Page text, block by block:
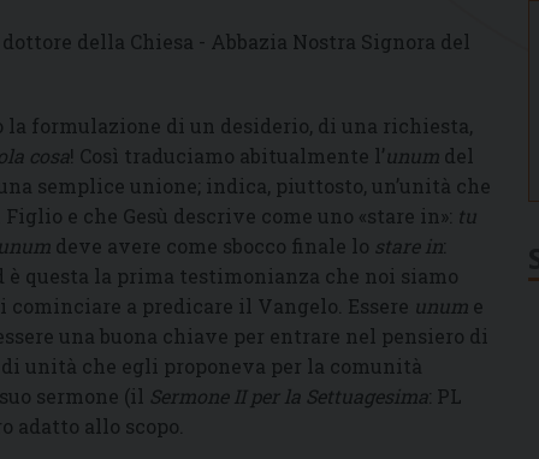
della Chiesa - Abbazia Nostra Signora del
formulazione di un desiderio, di una richiesta,
cosa! Così traduciamo abitualmente l’unum del
semplice unione; indica, piuttosto, un’unità che
e che Gesù descrive come uno «stare in»: tu
unum deve avere come sbocco finale lo stare in:
è questa la prima testimonianza che noi siamo
a predicare il Vangelo. Essere unum e
una buona chiave per entrare nel pensiero di
unità che egli proponeva per la comunità
sermone (il Sermone II per la Settuagesima: PL
adatto allo scopo.